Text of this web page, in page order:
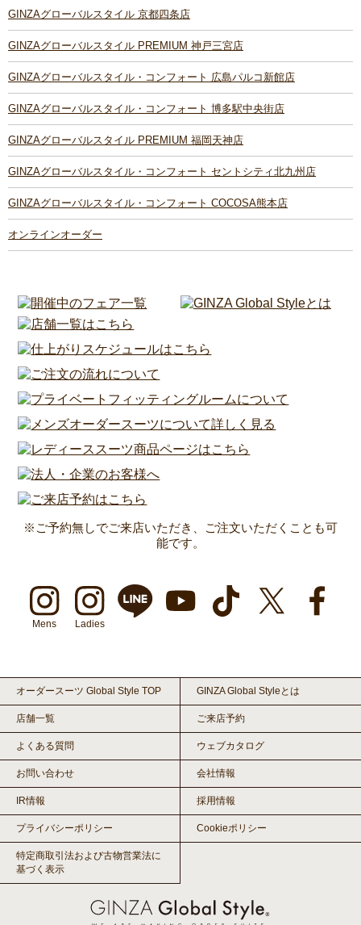
GINZAグローバルスタイル 京都四条店
GINZAグローバルスタイル PREMIUM 神戸三宮店
GINZAグローバルスタイル・コンフォート 広島パルコ新館店
GINZAグローバルスタイル・コンフォート 博多駅中央街店
GINZAグローバルスタイル PREMIUM 福岡天神店
GINZAグローバルスタイル・コンフォート セントシティ北九州店
GINZAグローバルスタイル・コンフォート COCOSA熊本店
オンラインオーダー
※ご予約無しでご来店いただき、ご注文いただくことも可
能です。
Mens Ladies
オーダースーツ Global Style TOP GINZA Global Styleとは
店舗一覧 ご来店予約
よくある質問 ウェブカタログ
お問い合わせ 会社情報
IR情報 採用情報
プライバシーポリシー Cookieポリシー
特定商取引法および古物営業法に
基づく表示